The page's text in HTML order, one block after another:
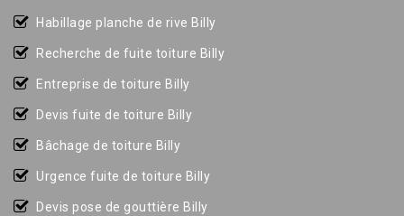
Habillage planche de rive Billy
Recherche de fuite toiture Billy
Entreprise de toiture Billy
Devis fuite de toiture Billy
Bâchage de toiture Billy
Urgence fuite de toiture Billy
Devis pose de gouttière Billy